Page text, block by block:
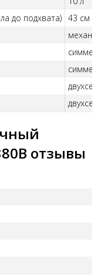
до подхвата) 43 см
отзывы